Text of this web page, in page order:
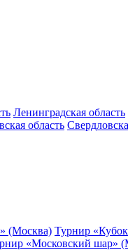
Ленинградская область
область
(Москва) Турнир
«Московский шар»